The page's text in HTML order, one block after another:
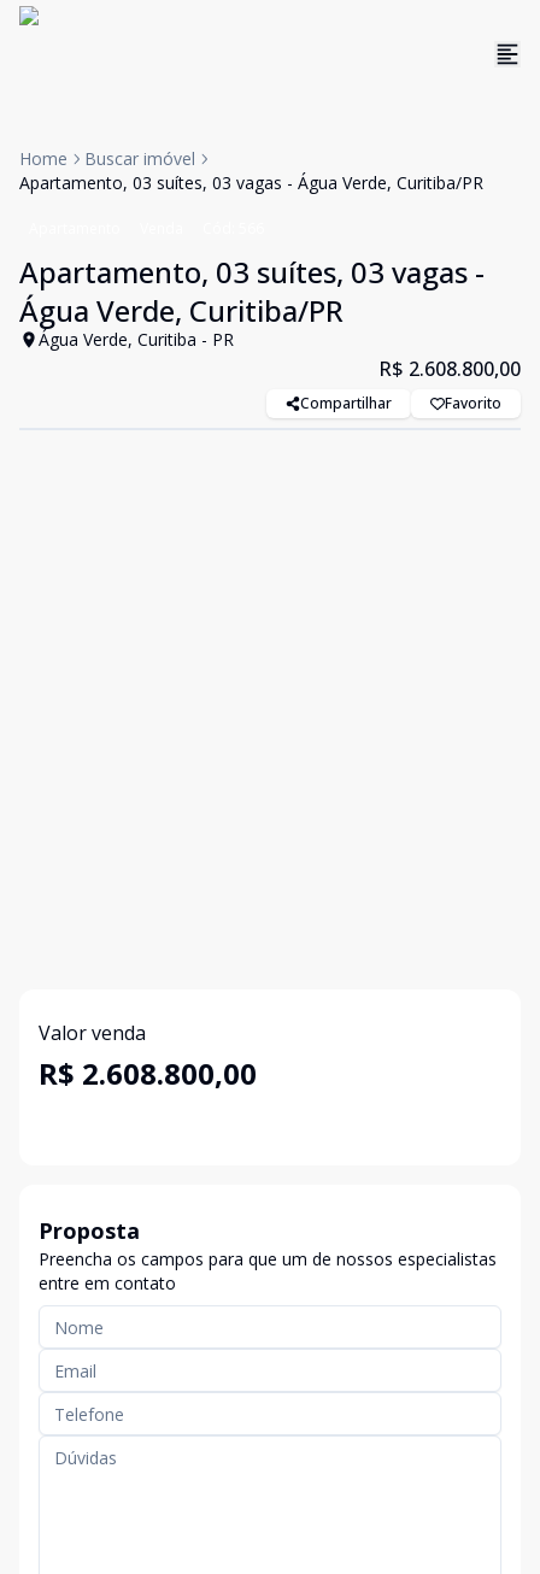
Home
Buscar imóvel
Apartamento, 03 suítes, 03 vagas - Água Verde, Curitiba/PR
Apartamento, 03 suítes, 03 vagas -
Água Verde, Curitiba/PR
Água Verde, Curitiba - PR
R$ 2.608.800,00
Compartilhar Favorito
Valor venda
R$ 2.608.800,00
Proposta
Preencha os campos para que um de nossos especialistas
entre em contato